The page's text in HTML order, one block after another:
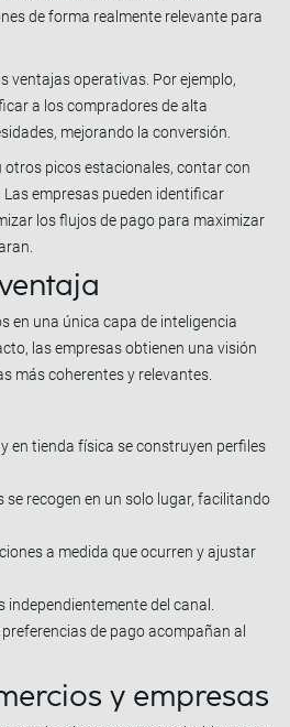
de forma realmente relevante para
ventajas operativas. Por ejemplo,
a los compradores de alta
mejorando la conversión.
picos estacionales, contar con
empresas pueden identificar
los flujos de pago para maximizar
en una única capa de inteligencia
las empresas obtienen una visión
más coherentes y relevantes.
en tienda física se construyen perfiles
se recogen en un solo lugar, facilitando
a medida que ocurren y ajustar
independientemente del canal.
de pago acompañan al
y empresas